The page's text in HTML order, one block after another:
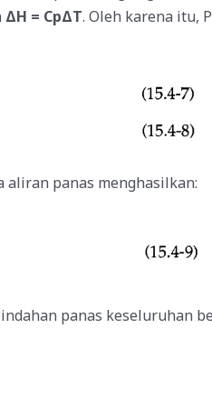
ΔH = CpΔT. Oleh karena itu,
aliran panas menghasilkan:
panas keseluruhan